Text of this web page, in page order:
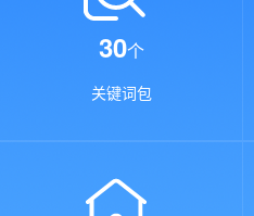
30个
关键词包